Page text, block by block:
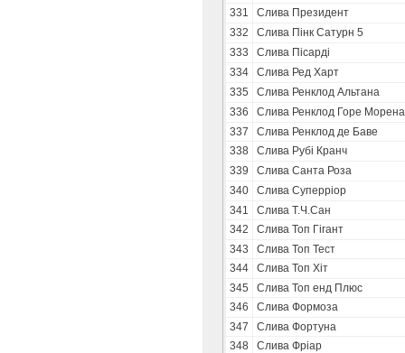
331
Слива Президент
332
Слива Пінк Сатурн 5
333
Слива Пісарді
334
Слива Ред Харт
335
Слива Ренклод Альтана
336
Слива Ренклод Горе Морена
337
Слива Ренклод де Баве
338
Слива Рубі Кранч
339
Слива Санта Роза
340
Слива Суперріор
341
Слива Т.Ч.Сан
342
Слива Топ Гігант
343
Слива Топ Тест
344
Слива Топ Хіт
345
Слива Топ енд Плюс
346
Слива Формоза
347
Слива Фортуна
348
Слива Фріар